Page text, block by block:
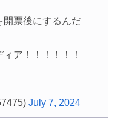
開票後にするんだ
ア！！！！！！
July 7, 2024